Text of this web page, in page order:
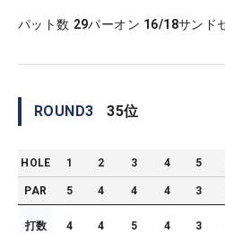
パット数 29パーオン 16/18サンド
ROUND3 35位
HOLE 1 2 3 4 5
PAR 5 4 4 4 3
打数 4 4 5 4 3